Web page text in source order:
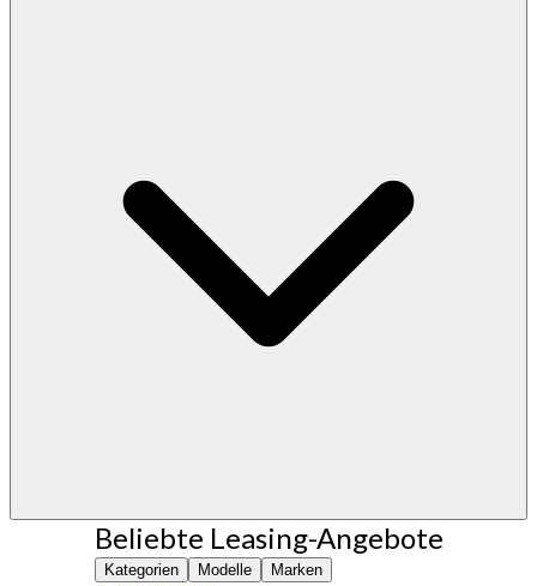
Beliebte Leasing-Angebote
Kategorien Modelle Marken